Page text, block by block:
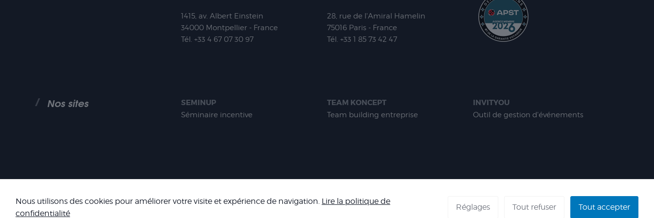
1415, av. Albert Einstein
34000 Montpellier - France
Tél. +33 4 67 07 30 97
28, rue de l'Amiral Hamelin
75016 Paris - France
Tél. +33 1 85 73 42 47
Nos sites SEMINUP
Séminaire incentive
TEAM KONCEPT
Team building entreprise
INVITYOU
Outil de gestion d'événements
Copyright 2026 - Corpo’Events Agence événementielle
Nous utilisons des cookies pour améliorer votre visite et expérience de navigation. Lire la politique de
confidentialité
Réglages Tout refuser Tout accepter